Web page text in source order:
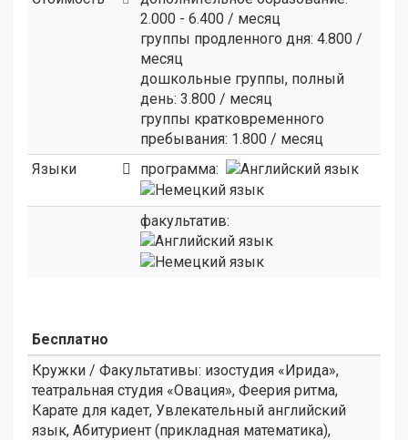
2.000 - 6.400 / месяц
группы продленного дня: 4.800 /
месяц
дошкольные группы, полный
день: 3.800 / месяц
группы кратковременного
пребывания: 1.800 / месяц
Языки
программа:
факультатив:
Бесплатно
Кружки / Факультативы: изостудия «Ирида»,
театральная студия «Овация», Феерия ритма,
Карате для кадет, Увлекательный английский
язык, Абитуриент (прикладная математика),